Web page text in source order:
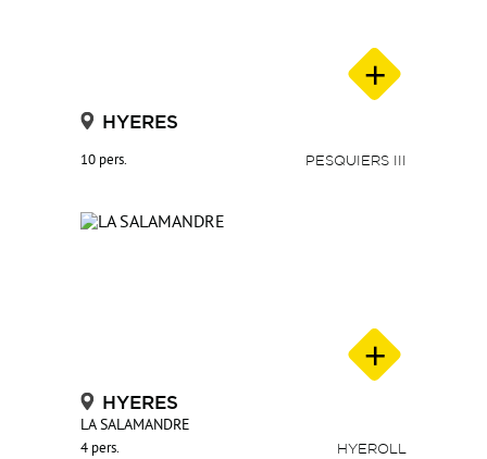
HYERES
10 pers. PESQUIERS III
HYERES
LA SALAMANDRE
4 pers. HYEROLL